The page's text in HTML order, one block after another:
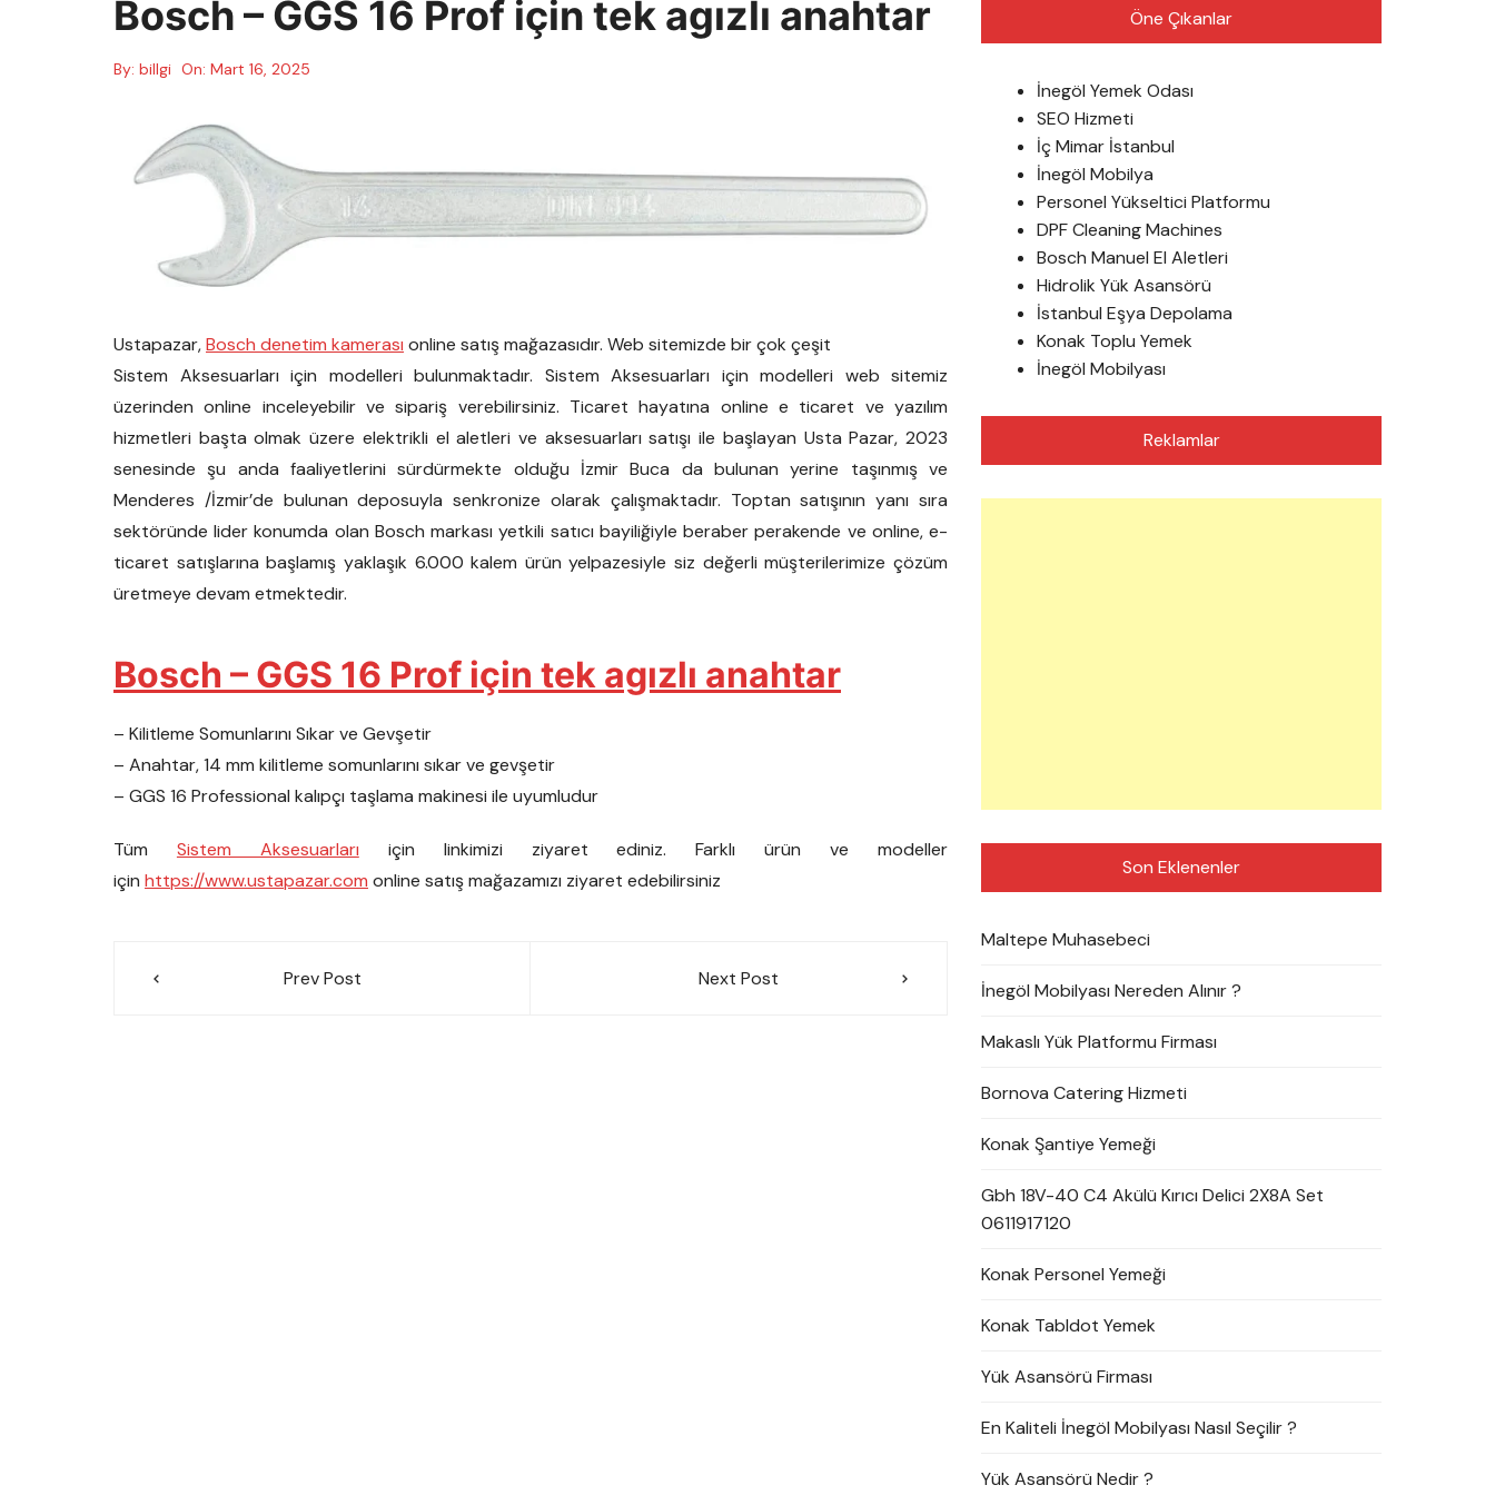
Bosch – GGS 16 Prof için tek agızlı anahtar
By: billgi On: Mart 16, 2025
Ustapazar,Bosch denetim kamerası online satış mağazasıdır. Web sitemizde bir çok çeşit
Sistem Aksesuarları için modelleri bulunmaktadır. Sistem Aksesuarları için modelleri web sitemiz
üzerinden online inceleyebilir ve sipariş verebilirsiniz. Ticaret hayatına online e ticaret ve yazılım
hizmetleri başta olmak üzere elektrikli el aletleri ve aksesuarları satışı ile başlayan Usta Pazar, 2023
senesinde şu anda faaliyetlerini sürdürmekte olduğu İzmir Buca da bulunan yerine taşınmış ve
Menderes /İzmir’de bulunan deposuyla senkronize olarak çalışmaktadır. Toptan satışının yanı sıra
sektöründe lider konumda olan Bosch markası yetkili satıcı bayiliğiyle beraber perakende ve online, e-
ticaret satışlarına başlamış yaklaşık 6.000 kalem ürün yelpazesiyle siz değerli müşterilerimize çözüm
üretmeye devam etmektedir.
Bosch – GGS 16 Prof için tek agızlı anahtar
– Kilitleme Somunlarını Sıkar ve Gevşetir
– Anahtar, 14 mm kilitleme somunlarını sıkar ve gevşetir
– GGS 16 Professional kalıpçı taşlama makinesi ile uyumludur
Tüm Sistem Aksesuarları için linkimizi ziyaret ediniz. Farklı ürün ve modeller
için https://www.ustapazar.com online satış mağazamızı ziyaret edebilirsiniz
Prev Post Next Post
Öne Çıkanlar
İnegöl Yemek Odası
SEO Hizmeti
İç Mimar İstanbul
İnegöl Mobilya
Personel Yükseltici Platformu
DPF Cleaning Machines
Bosch Manuel El Aletleri
Hidrolik Yük Asansörü
İstanbul Eşya Depolama
Konak Toplu Yemek
İnegöl Mobilyası
Reklamlar
Son Eklenenler
Maltepe Muhasebeci
İnegöl Mobilyası Nereden Alınır ?
Makaslı Yük Platformu Firması
Bornova Catering Hizmeti
Konak Şantiye Yemeği
Gbh 18V-40 C4 Akülü Kırıcı Delici 2X8A Set
0611917120
Konak Personel Yemeği
Konak Tabldot Yemek
Yük Asansörü Firması
En Kaliteli İnegöl Mobilyası Nasıl Seçilir ?
Yük Asansörü Nedir ?